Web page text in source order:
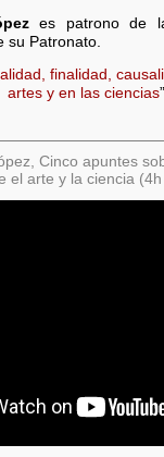
es patrono de
su Patronato.
finalidad,
artes y en las ciencias”
Cinco apuntes
el arte y la ciencia